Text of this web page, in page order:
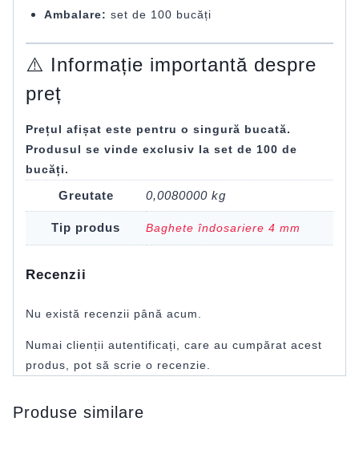
Ambalare: set de 100 bucăți
⚠️ Informație importantă despre
preț
Prețul afișat este pentru o singură bucată.
Produsul se vinde exclusiv la set de 100 de
bucăți.
Greutate 0,0080000 kg
Tip produs Baghete îndosariere 4 mm
Recenzii
Nu există recenzii până acum.
Numai clienții autentificați, care au cumpărat acest
produs, pot să scrie o recenzie.
Produse similare